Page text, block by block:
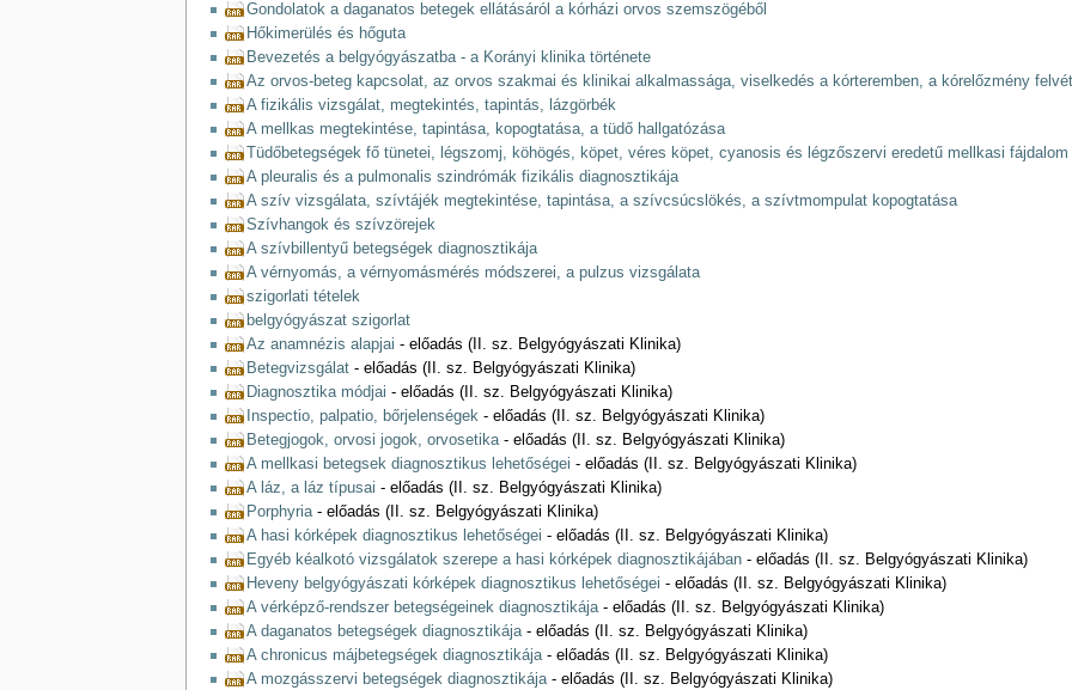
Gondolatok a daganatos betegek ellátásáról a kórházi orvos szemszögéből
Hőkimerülés és hőguta
Bevezetés a belgyógyászatba - a Korányi klinika története
Az orvos-beteg kapcsolat, az orvos szakmai és klinikai alkalmassága, viselkedés a kórteremben, a kórelőzmény
A fizikális vizsgálat, megtekintés, tapintás, lázgörbék
A mellkas megtekintése, tapintása, kopogtatása, a tüdő hallgatózása
Tüdőbetegségek fő tünetei, légszomj, köhögés, köpet, véres köpet, cyanosis és légzőszervi eredetű mellkasi fájdalom
A pleuralis és a pulmonalis szindrómák fizikális diagnosztikája
A szív vizsgálata, szívtájék megtekintése, tapintása, a szívcsúcslökés, a szívtmompulat kopogtatása
Szívhangok és szívzörejek
A szívbillentyű betegségek diagnosztikája
A vérnyomás, a vérnyomásmérés módszerei, a pulzus vizsgálata
szigorlati tételek
belgyógyászat szigorlat
Az anamnézis alapjai - előadás (II. sz. Belgyógyászati Klinika)
Betegvizsgálat- előadás (II. sz. Belgyógyászati Klinika)
Diagnosztika módjai - előadás (II. sz. Belgyógyászati Klinika)
Inspectio, palpatio, bőrjelenségek- előadás (II. sz. Belgyógyászati Klinika)
Betegjogok, orvosi jogok, orvosetika- előadás (II. sz. Belgyógyászati Klinika)
A mellkasi betegsek diagnosztikus lehetőségei - előadás (II. sz. Belgyógyászati Klinika)
A láz, a láz típusai - előadás (II. sz. Belgyógyászati Klinika)
Porphyria- előadás (II. sz. Belgyógyászati Klinika)
A hasi kórképek diagnosztikus lehetőségei - előadás (II. sz. Belgyógyászati Klinika)
Egyéb kéalkotó vizsgálatok szerepe a hasi kórképek diagnosztikájában- előadás (II. sz. Belgyógyászati Klinika)
Heveny belgyógyászati kórképek diagnosztikus lehetőségei - előadás (II. sz. Belgyógyászati Klinika)
A vérképző-rendszer betegségeinek diagnosztikája- előadás (II. sz. Belgyógyászati Klinika)
A daganatos betegségek diagnosztikája- előadás (II. sz. Belgyógyászati Klinika)
A chronicus májbetegségek diagnosztikája- előadás (II. sz. Belgyógyászati Klinika)
A mozgásszervi betegségek diagnosztikája- előadás (II. sz. Belgyógyászati Klinika)